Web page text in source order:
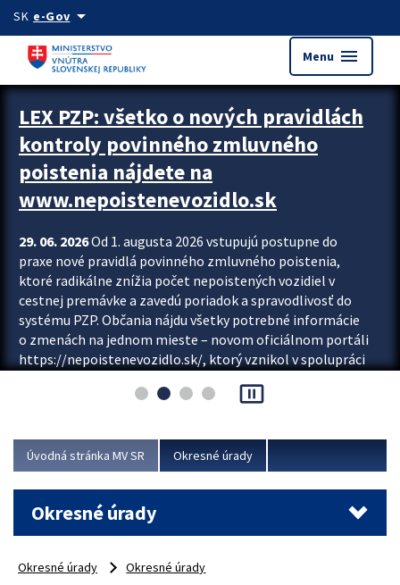
Preskocit na hlavný obsah
SK e-Govarrow_drop_down
Menu menu
Zastavit automatický posun upútavok
LEX PZP: všetko o nových pravidlách
kontroly povinného zmluvného
poistenia nájdete na
www.nepoistenevozidlo.sk
29. 06. 2026Od 1. augusta 2026 vstupujú postupne do
praxe nové pravidlá povinného zmluvného poistenia,
ktoré radikálne znížia počet nepoistených vozidiel v
cestnej premávke a zavedú poriadok a spravodlivosť do
systému PZP. Občania nájdu všetky potrebné informácie
o zmenách na jednom mieste – novom oficiálnom portáli
https://nepoistenevozidlo.sk/, ktorý vznikol v spolupráci
asociácie poisťovní (SLASPO) a Ministerstva vnútra SR.
Viac
pause_presentation
Úvodná stránka MV SR Okresné úrady
Okresné úrady
Okresné úrady
Okresné úrady